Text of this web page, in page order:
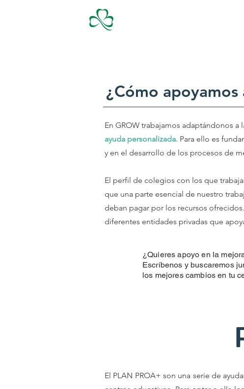
¿Cómo
En GROW trabajamos adaptándonos
ayuda personalizada. Para ello es
y en el desarrollo de los procesos de
El perfil de colegios con los que
que una parte esencial de nuestro
deban pagar por los recursos
diferentes entidades privadas que
¿Quieres apoyo en la
Escríbenos y buscaremos
los mejores cambios en tu
El PLAN PROA+ son una serie de